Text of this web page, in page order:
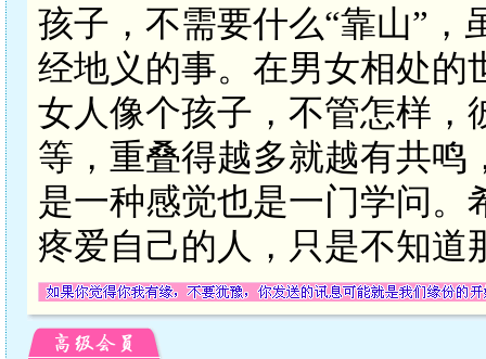
孩子，不需要什么“靠山”，
经地义的事。在男女相处的
女人像个孩子，不管怎样，
等，重叠得越多就越有共鸣
是一种感觉也是一门学问。
疼爱自己的人，只是不知道